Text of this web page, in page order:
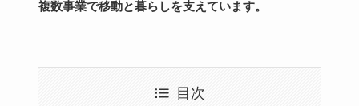
複数事業で移動と暮らしを支えています。
目次